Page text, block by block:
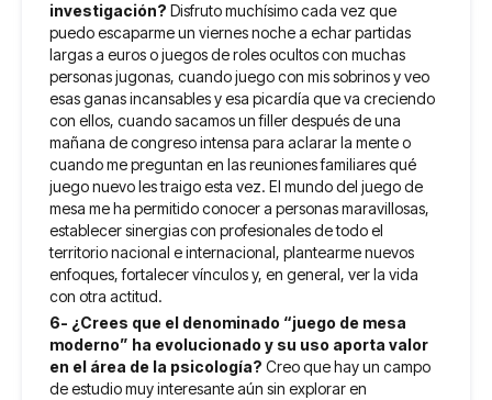
investigación? Disfruto muchísimo cada vez que
puedo escaparme un viernes noche a echar partidas
largas a euros o juegos de roles ocultos con muchas
personas jugonas, cuando juego con mis sobrinos y veo
esas ganas incansables y esa picardía que va creciendo
con ellos, cuando sacamos un filler después de una
mañana de congreso intensa para aclarar la mente o
cuando me preguntan en las reuniones familiares qué
juego nuevo les traigo esta vez. El mundo del juego de
mesa me ha permitido conocer a personas maravillosas,
establecer sinergias con profesionales de todo el
territorio nacional e internacional, plantearme nuevos
enfoques, fortalecer vínculos y, en general, ver la vida
con otra actitud.
6- ¿Crees que el denominado “juego de mesa
moderno” ha evolucionado y su uso aporta valor
en el área de la psicología? Creo que hay un campo
de estudio muy interesante aún sin explorar en